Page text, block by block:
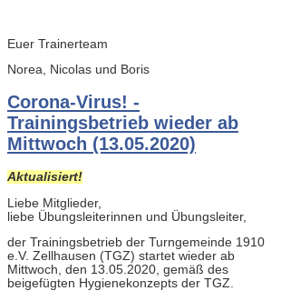
Euer Trainerteam
Norea, Nicolas und Boris
Corona-Virus! -
Trainingsbetrieb wieder ab
Mittwoch (13.05.2020)
Aktualisiert!
Liebe Mitglieder,
liebe Übungsleiterinnen und Übungsleiter,
der Trainingsbetrieb der Turngemeinde 1910
e.V. Zellhausen (TGZ) startet wieder ab
Mittwoch, den 13.05.2020, gemäß des
beigefügten Hygienekonzepts der TGZ.